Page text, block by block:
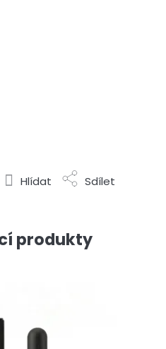
Hlídat Sdílet
produkty